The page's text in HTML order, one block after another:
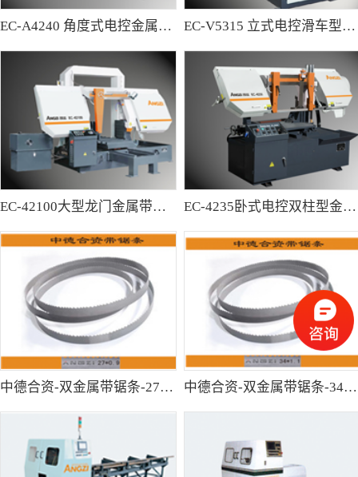
EC-A4240 角度式电控金属带锯床 EC-V5315 立式电控滑车型金属带锯床
EC-42100大型龙门金属带锯床 EC-4235卧式电控双柱型金属带锯床
中德合资-双金属带锯条-27*0.9 中德合资-双金属带锯条-34*1.1